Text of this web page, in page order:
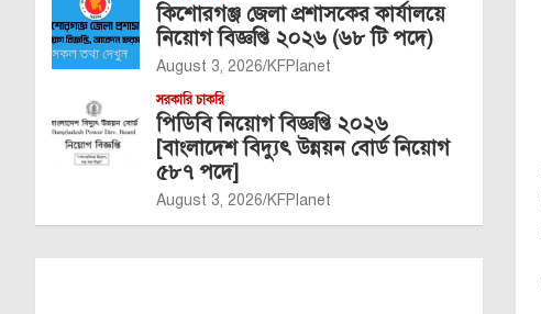
কিশোরগঞ্জ জেলা প্রশাসকের কার্যালয়ে
নিয়োগ বিজ্ঞপ্তি ২০২৬ (৬৮ টি পদে)
August 3, 2026 KFPlanet
সরকারি চাকরি
পিডিবি নিয়োগ বিজ্ঞপ্তি ২০২৬
[বাংলাদেশ বিদ্যুৎ উন্নয়ন বোর্ড নিয়োগ
৫৮৭ পদে]
August 3, 2026 KFPlanet